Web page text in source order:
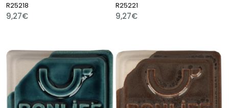
R25218
9,27€
R25221
9,27€